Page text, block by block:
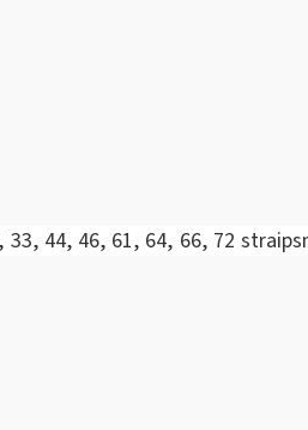
44, 46, 61, 64, 66, 72